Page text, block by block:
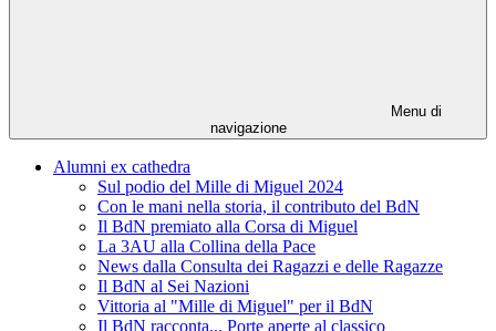
Menu di
navigazione
Alumni ex cathedra
Sul podio del Mille di Miguel 2024
Con le mani nella storia, il contributo del BdN
Il BdN premiato alla Corsa di Miguel
La 3AU alla Collina della Pace
News dalla Consulta dei Ragazzi e delle Ragazze
Il BdN al Sei Nazioni
Vittoria al "Mille di Miguel" per il BdN
Il BdN racconta... Porte aperte al classico